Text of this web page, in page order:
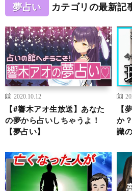
夢占い カテゴリの最新記
2020.10.12
【#響木アオ生放送】あなた
の夢から占いしちゃうよ！
【夢占い】
【
か
識